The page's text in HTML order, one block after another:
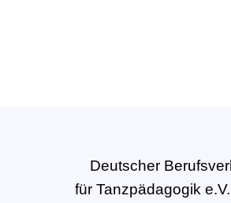
Deutscher
für Tanzpädagogik